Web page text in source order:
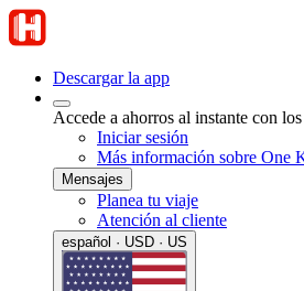
Descargar la app
Accede a ahorros al instante con
Iniciar sesión
Más información sobre One
Mensajes
Planea tu viaje
Atención al cliente
español · USD · US